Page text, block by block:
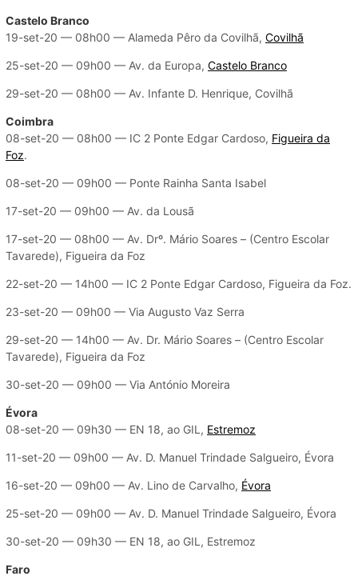
Castelo Branco
19-set-20 — 08h00 — Alameda Pêro da Covilhã, Covilhã
25-set-20 — 09h00 — Av. da Europa, Castelo Branco
29-set-20 — 08h00 — Av. Infante D. Henrique, Covilhã
Coimbra
08-set-20 — 08h00 — IC 2 Ponte Edgar Cardoso, Figueira da
Foz.
08-set-20 — 09h00 — Ponte Rainha Santa Isabel
17-set-20 — 09h00 — Av. da Lousã
17-set-20 — 08h00 — Av. Drº. Mário Soares – (Centro Escolar
Tavarede), Figueira da Foz
22-set-20 — 14h00 — IC 2 Ponte Edgar Cardoso, Figueira da Foz.
23-set-20 — 09h00 — Via Augusto Vaz Serra
29-set-20 — 14h00 — Av. Dr. Mário Soares – (Centro Escolar
Tavarede), Figueira da Foz
30-set-20 — 09h00 — Via António Moreira
Évora
08-set-20 — 09h30 — EN 18, ao GIL, Estremoz
11-set-20 — 09h00 — Av. D. Manuel Trindade Salgueiro, Évora
16-set-20 — 09h00 — Av. Lino de Carvalho, Évora
25-set-20 — 09h00 — Av. D. Manuel Trindade Salgueiro, Évora
30-set-20 — 09h30 — EN 18, ao GIL, Estremoz
Faro